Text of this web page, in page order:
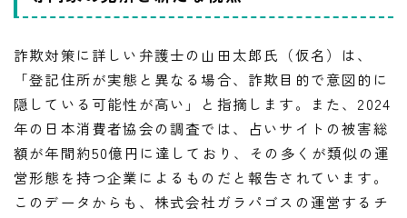
詐欺対策に詳しい弁護士の山田太郎氏（仮名）は、
「登記住所が実態と異なる場合、詐欺目的で意図的に
隠している可能性が高い」と指摘します。また、2024
年の日本消費者協会の調査では、占いサイトの被害総
額が年間約50億円に達しており、その多くが類似の運
営形態を持つ企業によるものだと報告されています。
このデータからも、株式会社ガラパゴスの運営するチ